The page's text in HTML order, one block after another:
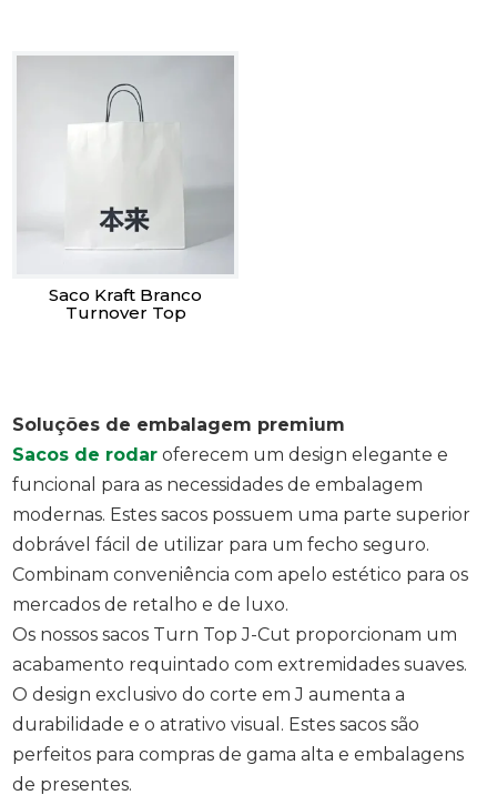
Saco Kraft Branco
Turnover Top
Soluções de embalagem premium
Sacos de rodar oferecem um design elegante e
funcional para as necessidades de embalagem
modernas. Estes sacos possuem uma parte superior
dobrável fácil de utilizar para um fecho seguro.
Combinam conveniência com apelo estético para os
mercados de retalho e de luxo.
Os nossos sacos Turn Top J-Cut proporcionam um
acabamento requintado com extremidades suaves.
O design exclusivo do corte em J aumenta a
durabilidade e o atrativo visual. Estes sacos são
perfeitos para compras de gama alta e embalagens
de presentes.